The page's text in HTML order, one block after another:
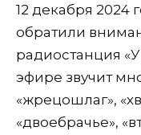
12 декабря 2024
обратили
радиостанция
эфире звучит
«жрецошлаг»,
«двоебрачье»,